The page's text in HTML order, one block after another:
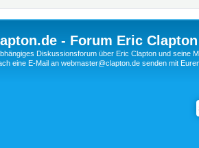
- Forum Eric Clapton
Diskussionsforum über Eric Clapton und seine
eine E-Mail an webmaster@clapton.de senden mit